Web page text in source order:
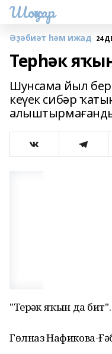
Шоңҡар
Әҙәбиәт һәм ижад 24
Терһәк
Шунсама йыл
кеүек сибәр
"Терһәк яҡын да
Гөлназ Нафикова-